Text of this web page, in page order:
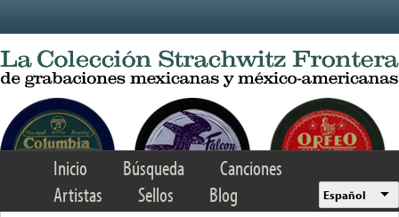
Inicio Búsqueda
Canciones
Artistas
Sellos Blog Español